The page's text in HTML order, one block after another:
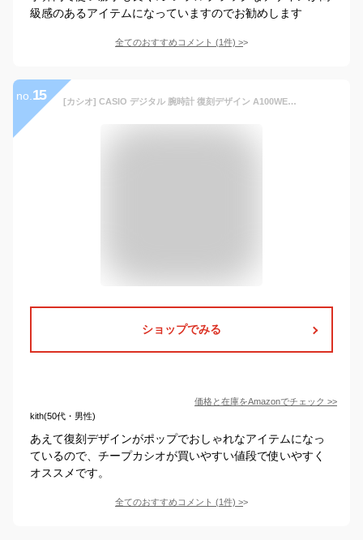
級感のあるアイテムになっていますのでお勧めします
全てのおすすめコメント (1件) >
no. 15 [カシオ] CASIO デジタル 腕時計 復刻デザイン A100WE-1A メンズ 海外モデル シルバー [並行輸入品]
ショップでみる
価格と在庫をAmazonでチェック >>
kith(50代・男性)
あえて復刻デザインがポップでおしゃれなアイテムになっ
ているので、チープカシオが買いやすい値段で使いやすく
オススメです。
全てのおすすめコメント (1件) >